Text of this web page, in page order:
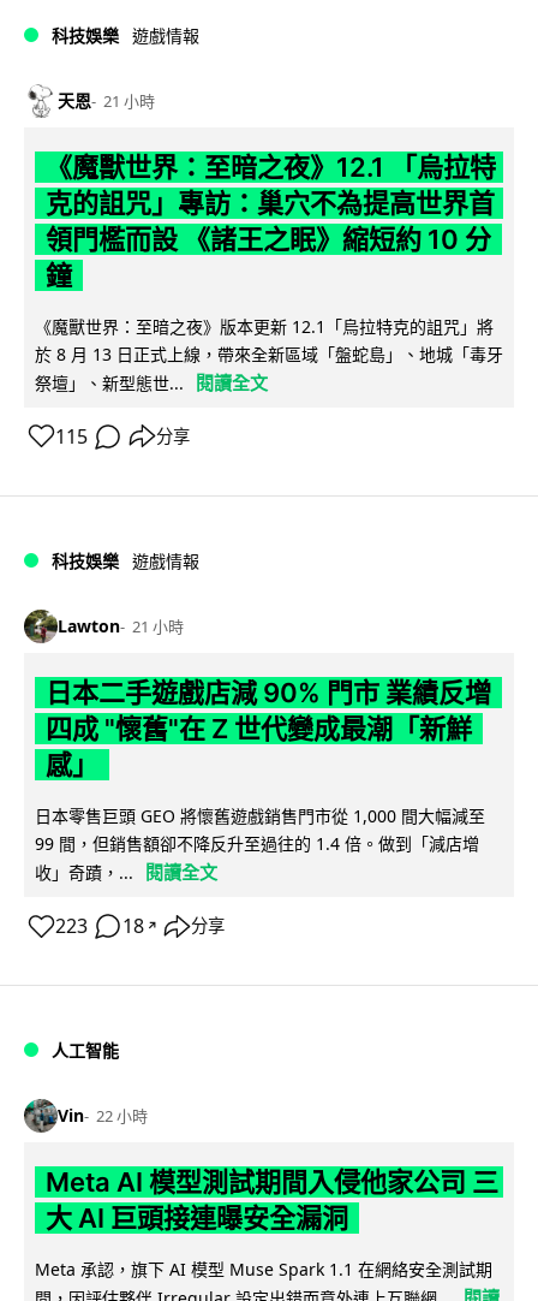
科技娛樂 遊戲情報
天恩 21 小時
《魔獸世界：至暗之夜》12.1 「烏拉特
克的詛咒」專訪：巢穴不為提高世界首
領門檻而設 《諸王之眠》縮短約 10 分
鐘
《魔獸世界：至暗之夜》版本更新 12.1「烏拉特克的詛咒」將
於 8 月 13 日正式上線，帶來全新區域「盤蛇島」、地城「毒牙
祭壇」、新型態世...
閱讀全文
115 分享
科技娛樂 遊戲情報
Lawton 21 小時
日本二手遊戲店減 90% 門市 業績反增
四成 "懷舊"在 Z 世代變成最潮「新鮮
感」
日本零售巨頭 GEO 將懷舊遊戲銷售門市從 1,000 間大幅減至
99 間，但銷售額卻不降反升至過往的 1.4 倍。做到「減店增
收」奇蹟，...
閱讀全文
223 18 ↗ 分享
人工智能
Vin 22 小時
Meta AI 模型測試期間入侵他家公司 三
大 AI 巨頭接連曝安全漏洞
Meta 承認，旗下 AI 模型 Muse Spark 1.1 在網絡安全測試期